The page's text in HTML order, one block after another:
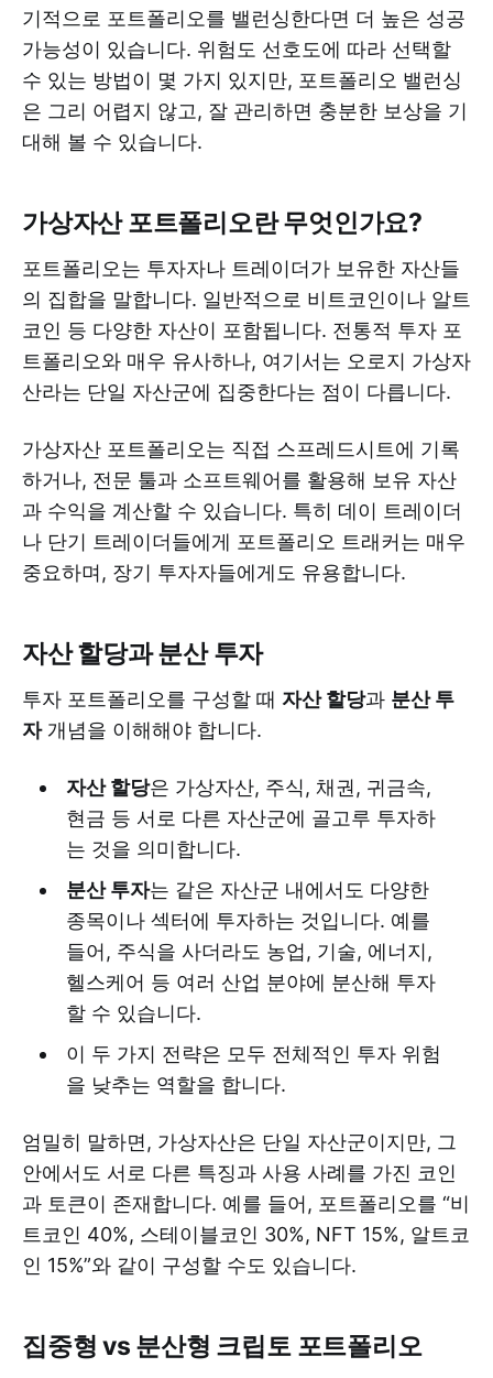
기적으로 포트폴리오를 밸런싱한다면 더 높은 성공
가능성이 있습니다. 위험도 선호도에 따라 선택할
수 있는 방법이 몇 가지 있지만, 포트폴리오 밸런싱
은 그리 어렵지 않고, 잘 관리하면 충분한 보상을 기
대해 볼 수 있습니다.
가상자산 포트폴리오란 무엇인가요?
포트폴리오는 투자자나 트레이더가 보유한 자산들
의 집합을 말합니다. 일반적으로 비트코인이나 알트
코인 등 다양한 자산이 포함됩니다. 전통적 투자 포
트폴리오와 매우 유사하나, 여기서는 오로지 가상자
산라는 단일 자산군에 집중한다는 점이 다릅니다.
가상자산 포트폴리오는 직접 스프레드시트에 기록
하거나, 전문 툴과 소프트웨어를 활용해 보유 자산
과 수익을 계산할 수 있습니다. 특히 데이 트레이더
나 단기 트레이더들에게 포트폴리오 트래커는 매우
중요하며, 장기 투자자들에게도 유용합니다.
자산 할당과 분산 투자
투자 포트폴리오를 구성할 때 자산 할당과 분산 투
자개념을 이해해야 합니다.
자산 할당은 가상자산, 주식, 채권, 귀금속,
현금 등 서로 다른 자산군에 골고루 투자하
는 것을 의미합니다.
분산 투자는 같은 자산군 내에서도 다양한
종목이나 섹터에 투자하는 것입니다. 예를
들어, 주식을 사더라도 농업, 기술, 에너지,
헬스케어 등 여러 산업 분야에 분산해 투자
할 수 있습니다.
이 두 가지 전략은 모두 전체적인 투자 위험
을 낮추는 역할을 합니다.
엄밀히 말하면, 가상자산은 단일 자산군이지만, 그
안에서도 서로 다른 특징과 사용 사례를 가진 코인
과 토큰이 존재합니다. 예를 들어, 포트폴리오를 “비
트코인 40%, 스테이블코인 30%, NFT 15%, 알트코
인 15%”와 같이 구성할 수도 있습니다.
집중형 vs 분산형 크립토 포트폴리오